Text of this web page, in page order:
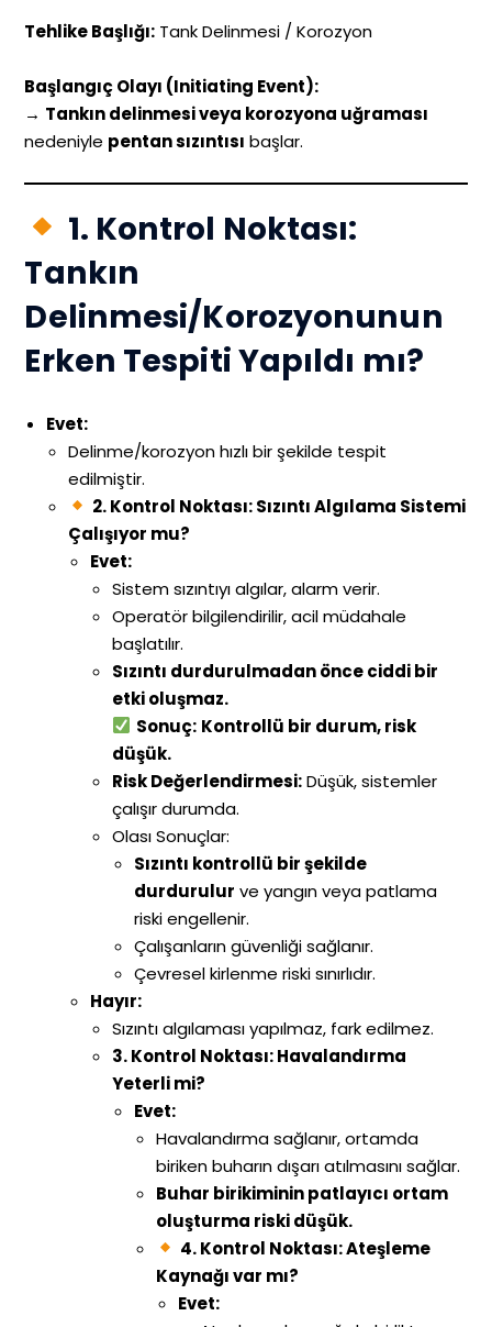
Tehlike Başlığı: Tank Delinmesi / Korozyon
Başlangıç Olayı (Initiating Event):
→ Tankın delinmesi veya korozyona uğraması
nedeniyle pentan sızıntısı başlar.
1. Kontrol Noktası:
Tankın
Delinmesi/Korozyonunun
Erken Tespiti Yapıldı mı?
Evet:
Delinme/korozyon hızlı bir şekilde tespit
edilmiştir.
2. Kontrol Noktası: Sızıntı Algılama Sistemi
Çalışıyor mu?
Evet:
Sistem sızıntıyı algılar, alarm verir.
Operatör bilgilendirilir, acil müdahale
başlatılır.
Sızıntı durdurulmadan önce ciddi bir
etki oluşmaz.
Sonuç: Kontrollü bir durum, risk
düşük.
Risk Değerlendirmesi:Düşük, sistemler
çalışır durumda.
Olası Sonuçlar:
Sızıntı kontrollü bir şekilde
durdurulur ve yangın veya patlama
riski engellenir.
Çalışanların güvenliği sağlanır.
Çevresel kirlenme riski sınırlıdır.
Hayır:
Sızıntı algılaması yapılmaz, fark edilmez.
3. Kontrol Noktası: Havalandırma
Yeterli mi?
Evet:
Havalandırma sağlanır, ortamda
biriken buharın dışarı atılmasını sağlar.
Buhar birikiminin patlayıcı ortam
oluşturma riski düşük.
4. Kontrol Noktası: Ateşleme
Kaynağı var mı?
Evet: